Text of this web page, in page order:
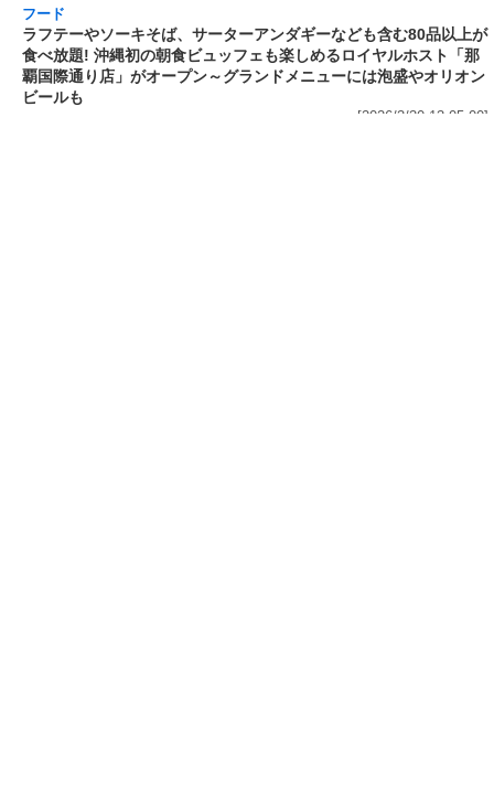
ンゲンサイ、キクラゲ
[2026/3/30 15:42:35]
4,400円
[2026/3/30 15:17:42]
熱湯5分でふっくら白ご飯! カレーや納豆、牛丼